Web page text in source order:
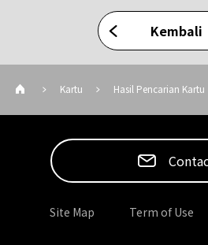
Kembali
Kartu Hasil Pencarian Kartu
Site Map Term of Use